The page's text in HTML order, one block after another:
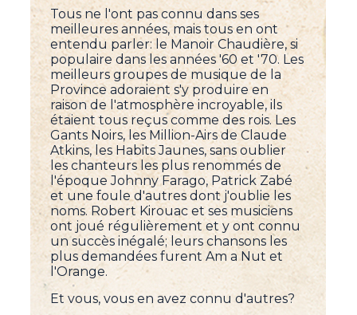
Tous ne l'ont pas connu dans ses
meilleures années, mais tous en ont
entendu parler: le Manoir Chaudière, si
populaire dans les années '60 et '70. Les
meilleurs groupes de musique de la
Province adoraient s'y produire en
raison de l'atmosphère incroyable, ils
étaient tous reçus comme des rois. Les
Gants Noirs, les Million-Airs de Claude
Atkins, les Habits Jaunes, sans oublier
les chanteurs les plus renommés de
l'époque Johnny Farago, Patrick Zabé
et une foule d'autres dont j'oublie les
noms. Robert Kirouac et ses musiciens
ont joué régulièrement et y ont connu
un succès inégalé; leurs chansons les
plus demandées furent Am a Nut et
l'Orange.
Et vous, vous en avez connu d'autres?